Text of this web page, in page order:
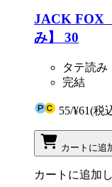
JACK FOX
み】 30
タテ読み
完結
55/¥61(税
カートに追
カートに追加